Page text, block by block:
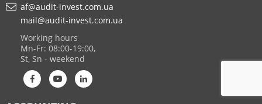
af@audit-invest.com.ua
mail@audit-invest.com.ua
Working hours
Mn-Fr: 08:00-19:00,
St, Sn - weekend